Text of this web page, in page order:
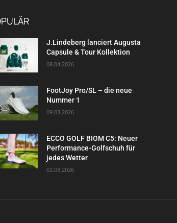
J.Lindeberg lanciert Augusta
Capsule & Tour Kollektion
08.04.2026
FootJoy Pro/SL – die neue
Nummer 1
09.03.2026
ECCO GOLF BIOM C5: Neuer
Performance-Golfschuh für
jedes Wetter
02.03.2026